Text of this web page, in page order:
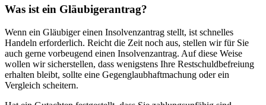
Was ist ein Gläubigerantrag?
Wenn ein Gläubiger einen Insolvenzantrag stellt, ist schnelles
Handeln erforderlich. Reicht die Zeit noch aus, stellen wir für Sie
auch gerne vorbeugend einen Insolvenzantrag. Auf diese Weise
wollen wir sicherstellen, dass wenigstens Ihre Restschuldbefreiung
erhalten bleibt, sollte eine Gegenglaubhaftmachung oder ein
Vergleich scheitern.